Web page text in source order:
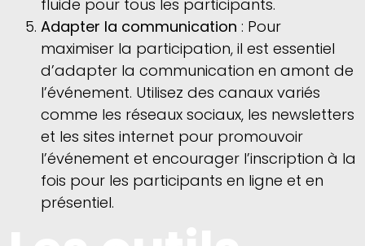
fluide pour tous les participants.
Adapter la communication : Pour
maximiser la participation, il est essentiel
d’adapter la communication en amont de
l’événement. Utilisez des canaux variés
comme les réseaux sociaux, les newsletters
et les sites internet pour promouvoir
l’événement et encourager l’inscription à la
fois pour les participants en ligne et en
présentiel.